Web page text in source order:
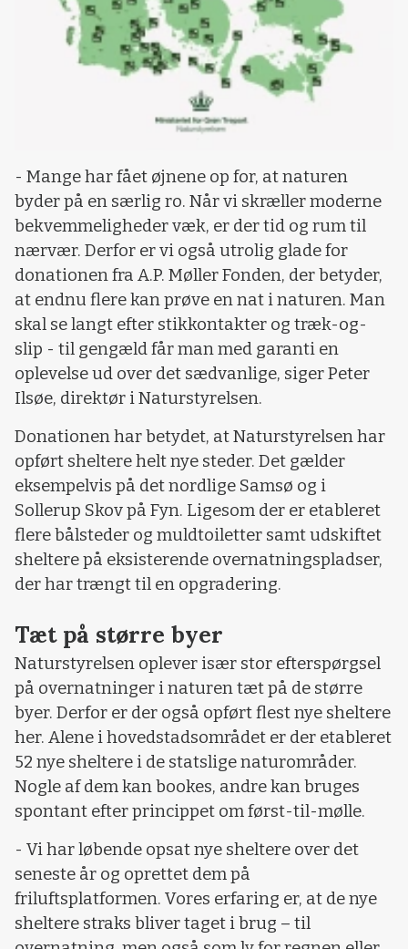
- Mange har fået øjnene op for, at naturen
byder på en særlig ro. Når vi skræller moderne
bekvemmeligheder væk, er der tid og rum til
nærvær. Derfor er vi også utrolig glade for
donationen fra A.P. Møller Fonden, der betyder,
at endnu flere kan prøve en nat i naturen. Man
skal se langt efter stikkontakter og træk-og-
slip - til gengæld får man med garanti en
oplevelse ud over det sædvanlige, siger Peter
Ilsøe, direktør i Naturstyrelsen.
Donationen har betydet, at Naturstyrelsen har
opført sheltere helt nye steder. Det gælder
eksempelvis på det nordlige Samsø og i
Sollerup Skov på Fyn. Ligesom der er etableret
flere bålsteder og muldtoiletter samt udskiftet
sheltere på eksisterende overnatningspladser,
der har trængt til en opgradering.
Tæt på større byer
Naturstyrelsen oplever især stor efterspørgsel
på overnatninger i naturen tæt på de større
byer. Derfor er der også opført flest nye sheltere
her. Alene i hovedstadsområdet er der etableret
52 nye sheltere i de statslige naturområder.
Nogle af dem kan bookes, andre kan bruges
spontant efter princippet om først-til-mølle.
- Vi har løbende opsat nye sheltere over det
seneste år og oprettet dem på
friluftsplatformen. Vores erfaring er, at de nye
sheltere straks bliver taget i brug – til